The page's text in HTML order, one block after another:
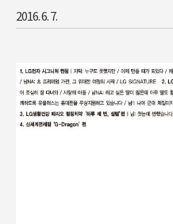
2016. 6. 7.